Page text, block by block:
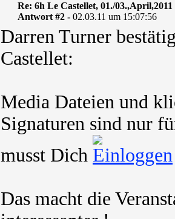
Re: 6h Le Castellet, 01./03.,April,2011
Antwort #2 - 02.03.11 um 15:07:56
Darren Turner
Castellet:
Media Dateien und
Signaturen sind nur
musst Dich
Das macht die